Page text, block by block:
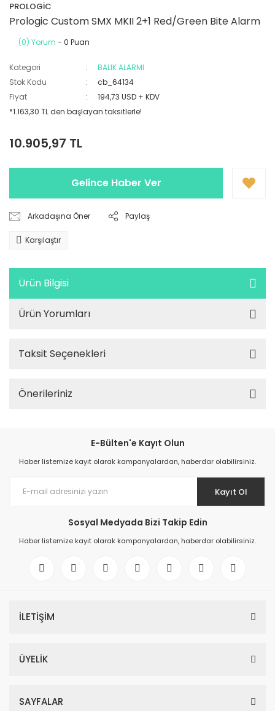
PROLOGİC
Prologic Custom SMX MKII 2+1 Red/Green Bite Alarm
(0) Yorum - 0 Puan
Kategori
BALIK ALARMI
Stok Kodu
cb_64134
Fiyat
194,73 USD + KDV
*1.163,30 TL den başlayan taksitlerle!
10.905,97 TL
Gelince Haber Ver
Arkadaşına Öner Paylaş
Karşılaştır
Ürün Bilgisi
Ürün Yorumları
Taksit Seçenekleri
Önerileriniz
E-Bülten'e Kayıt Olun
Haber listemize kayıt olarak kampanyalardan, haberdar olabilirsiniz.
Kayıt Ol
Sosyal Medyada Bizi Takip Edin
Haber listemize kayıt olarak kampanyalardan, haberdar olabilirsiniz.
İLETİŞİM
ÜYELİK
SAYFALAR